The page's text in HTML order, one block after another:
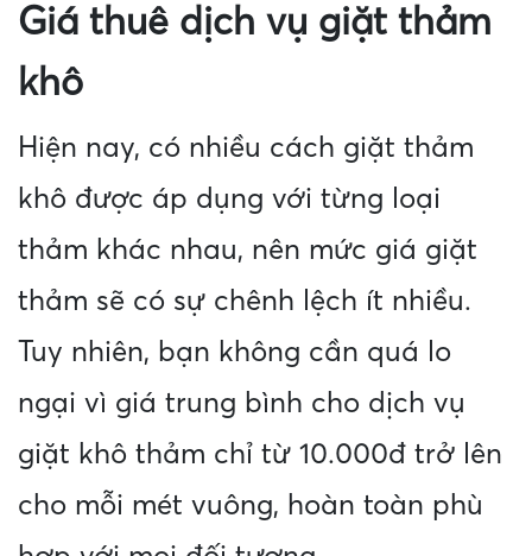
Giá thuê dịch vụ giặt thảm
khô
Hiện nay, có nhiều cách giặt thảm
khô được áp dụng với từng loại
thảm khác nhau, nên mức giá giặt
thảm sẽ có sự chênh lệch ít nhiều.
Tuy nhiên, bạn không cần quá lo
ngại vì giá trung bình cho dịch vụ
giặt khô thảm chỉ từ 10.000đ trở lên
cho mỗi mét vuông, hoàn toàn phù